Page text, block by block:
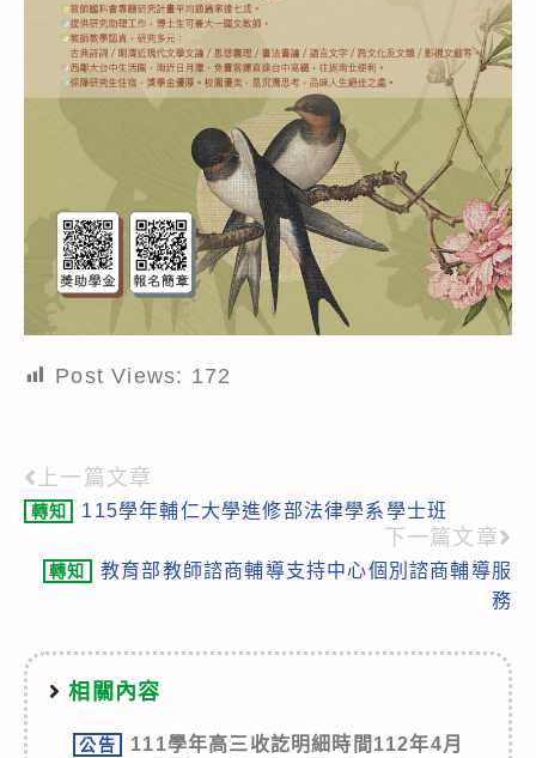
Post Views: 172
Read
more
articles
上一篇文章
轉知 115學年輔仁大學進修部法律學系學士班
下一篇文章
轉知
教育部教師諮商輔導支持中心個別諮商輔導服
務
相關內容
公告
111學年高三收訖明細時間112年4月